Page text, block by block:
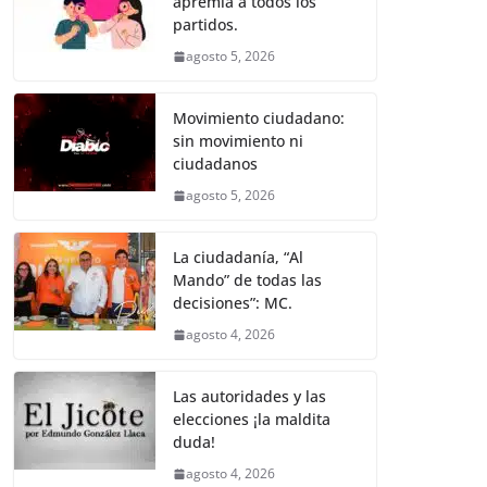
b
o
o
k
A
p
n
g
a
partidos.
agosto 5, 2026
Movimiento ciudadano:
sin movimiento ni
ciudadanos
agosto 5, 2026
La ciudadanía, “Al
Mando” de todas las
decisiones”: MC.
agosto 4, 2026
Las autoridades y las
elecciones ¡la maldita
duda!
agosto 4, 2026